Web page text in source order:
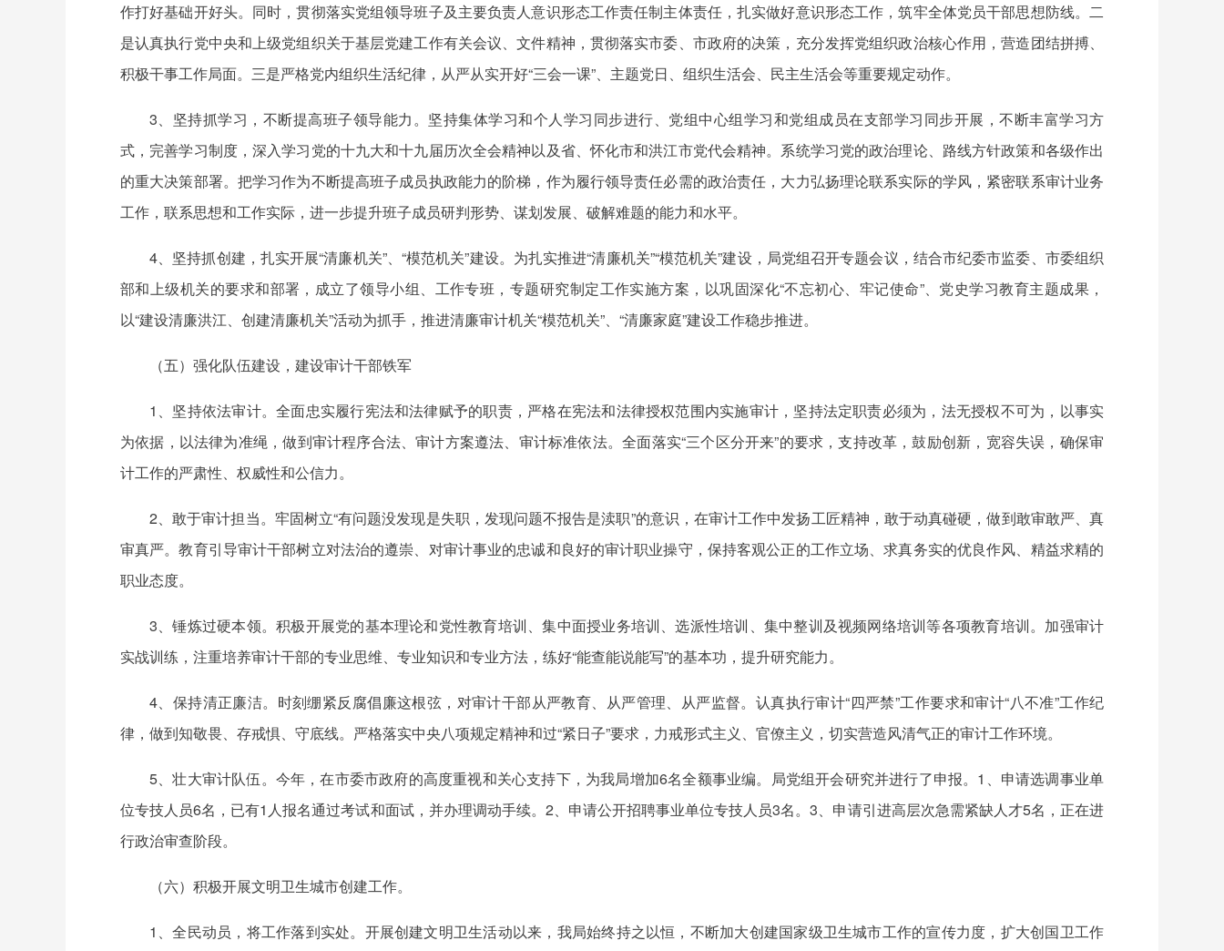
作打好基础开好头。同时，贯彻落实党组领导班子及主要负责人意识形态工作责任制主体责任，扎实做好意识形态工作，筑牢全体党员干部思想防线。二
是认真执行党中央和上级党组织关于基层党建工作有关会议、文件精神，贯彻落实市委、市政府的决策，充分发挥党组织政治核心作用，营造团结拼搏、
积极干事工作局面。三是严格党内组织生活纪律，从严从实开好“三会一课”、主题党日、组织生活会、民主生活会等重要规定动作。
3、坚持抓学习，不断提高班子领导能力。坚持集体学习和个人学习同步进行、党组中心组学习和党组成员在支部学习同步开展，不断丰富学习方
式，完善学习制度，深入学习党的十九大和十九届历次全会精神以及省、怀化市和洪江市党代会精神。系统学习党的政治理论、路线方针政策和各级作出
的重大决策部署。把学习作为不断提高班子成员执政能力的阶梯，作为履行领导责任必需的政治责任，大力弘扬理论联系实际的学风，紧密联系审计业务
工作，联系思想和工作实际，进一步提升班子成员研判形势、谋划发展、破解难题的能力和水平。
4、坚持抓创建，扎实开展“清廉机关”、“模范机关”建设。为扎实推进“清廉机关”“模范机关”建设，局党组召开专题会议，结合市纪委市监委、市委组织
部和上级机关的要求和部署，成立了领导小组、工作专班，专题研究制定工作实施方案，以巩固深化“不忘初心、牢记使命”、党史学习教育主题成果，
以“建设清廉洪江、创建清廉机关”活动为抓手，推进清廉审计机关“模范机关”、“清廉家庭”建设工作稳步推进。
（五）强化队伍建设，建设审计干部铁军
1、坚持依法审计。全面忠实履行宪法和法律赋予的职责，严格在宪法和法律授权范围内实施审计，坚持法定职责必须为，法无授权不可为，以事实
为依据，以法律为准绳，做到审计程序合法、审计方案遵法、审计标准依法。全面落实“三个区分开来”的要求，支持改革，鼓励创新，宽容失误，确保审
计工作的严肃性、权威性和公信力。
2、敢于审计担当。牢固树立“有问题没发现是失职，发现问题不报告是渎职”的意识，在审计工作中发扬工匠精神，敢于动真碰硬，做到敢审敢严、真
审真严。教育引导审计干部树立对法治的遵崇、对审计事业的忠诚和良好的审计职业操守，保持客观公正的工作立场、求真务实的优良作风、精益求精的
职业态度。
3、锤炼过硬本领。积极开展党的基本理论和党性教育培训、集中面授业务培训、选派性培训、集中整训及视频网络培训等各项教育培训。加强审计
实战训练，注重培养审计干部的专业思维、专业知识和专业方法，练好“能查能说能写”的基本功，提升研究能力。
4、保持清正廉洁。时刻绷紧反腐倡廉这根弦，对审计干部从严教育、从严管理、从严监督。认真执行审计“四严禁”工作要求和审计“八不准”工作纪
律，做到知敬畏、存戒惧、守底线。严格落实中央八项规定精神和过“紧日子”要求，力戒形式主义、官僚主义，切实营造风清气正的审计工作环境。
5、壮大审计队伍。今年，在市委市政府的高度重视和关心支持下，为我局增加6名全额事业编。局党组开会研究并进行了申报。1、申请选调事业单
位专技人员6名，已有1人报名通过考试和面试，并办理调动手续。2、申请公开招聘事业单位专技人员3名。3、申请引进高层次急需紧缺人才5名，正在进
行政治审查阶段。
（六）积极开展文明卫生城市创建工作。
1、全民动员，将工作落到实处。开展创建文明卫生活动以来，我局始终持之以恒，不断加大创建国家级卫生城市工作的宣传力度，扩大创国卫工作